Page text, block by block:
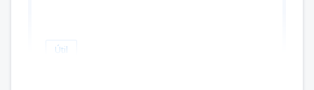
Útil